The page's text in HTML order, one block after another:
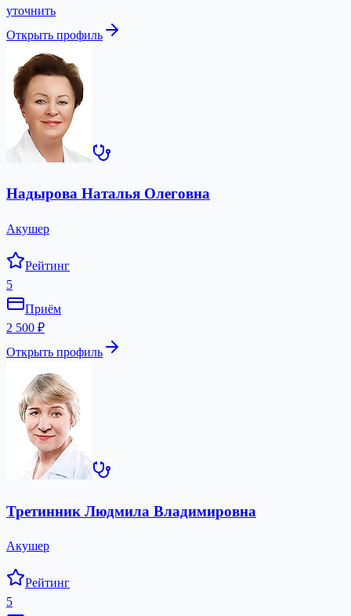
уточнить
Открыть профиль
Надырова Наталья Олеговна
Акушер
Рейтинг
5
Приём
2 500 ₽
Открыть профиль
Третинник Людмила Владимировна
Акушер
Рейтинг
5